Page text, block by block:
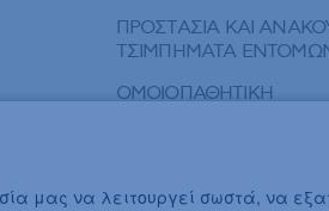
ΠΡΟΣΤΑΣΙΑ ΚΑΙ
ΤΣΙΜΠΗΜΑΤΑ
ΟΜΟΙΟΠΑΘΗΤΙΚΗ
μας να λειτουργεί σωστά, να